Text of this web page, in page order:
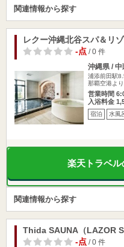
関連情報から探す
レクー沖縄北谷スパ＆リ
-点/ 0 件
沖縄県 /
浦添前田駅
那覇空港よ
営業時間
入浴料金
宿泊 水風
楽天トラベ
関連情報から探す
Thida SAUNA（LAZOR
-点/ 0 件